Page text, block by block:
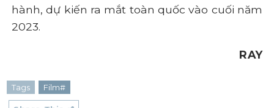
hành, dự kiến ra mắt toàn quốc vào cuối năm
2023.
RAY
Tags Film#